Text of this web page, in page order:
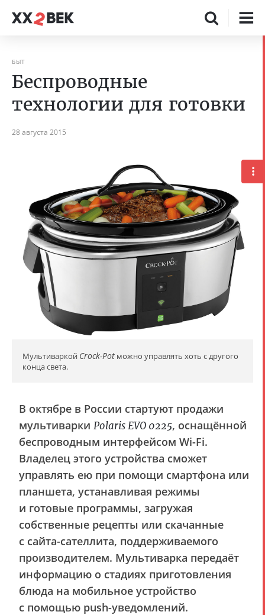
БЫТ
Беспроводные
технологии для готовки
28 августа 2015
Мультиваркой Crock-Pot можно управлять хоть с другого
конца света.
В октябре в России стартуют продажи
мультиварки Polaris EVO 0225, оснащённой
беспроводным интерфейсом Wi-Fi.
Владелец этого устройства сможет
управлять ею при помощи смартфона или
планшета, устанавливая режимы
и готовые программы, загружая
собственные рецепты или скачанные
с сайта-сателлита, поддерживаемого
производителем. Мультиварка передаёт
информацию о стадиях приготовления
блюда на мобильное устройство
с помощью push-уведомлений.